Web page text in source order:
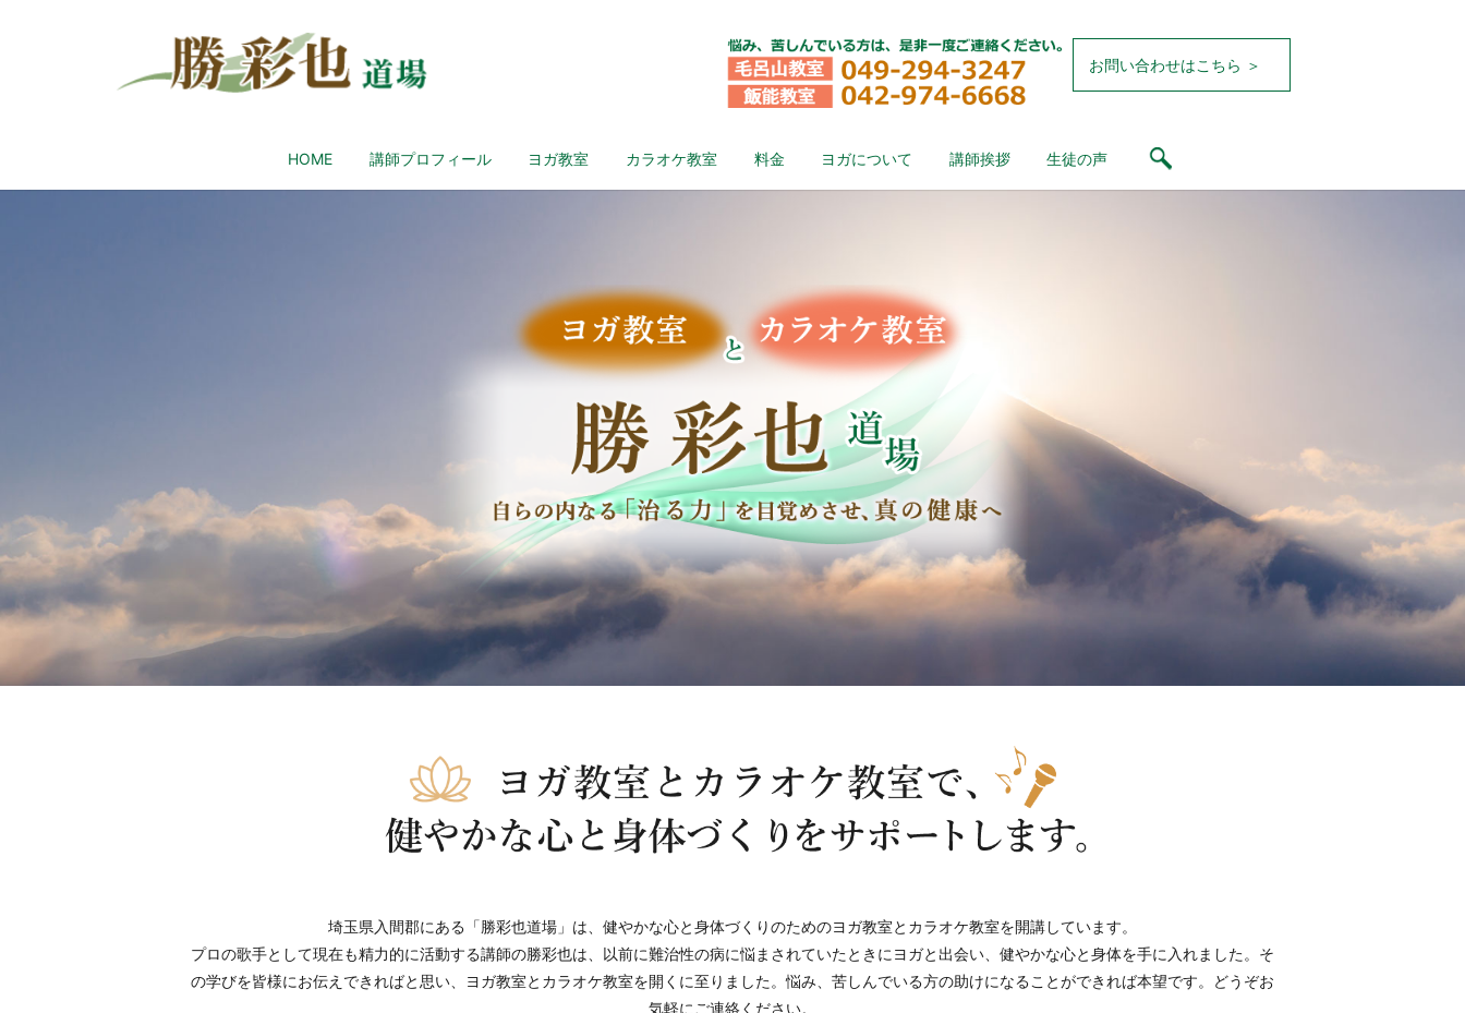
お問い合わせはこちら ＞
HOME 講師プロフィール ヨガ教室 カラオケ教室 料金 ヨガについて 講師挨拶 生徒の声
埼玉県入間郡にある「勝彩也道場」は、健やかな心と身体づくりのためのヨガ教室とカラオケ教室を開講しています。
プロの歌手として現在も精力的に活動する講師の勝彩也は、以前に難治性の病に悩まされていたときにヨガと出会い、健やかな心と身体を手に入れました。そ
の学びを皆様にお伝えできればと思い、ヨガ教室とカラオケ教室を開くに至りました。悩み、苦しんでいる方の助けになることができれば本望です。どうぞお
気軽にご連絡ください。